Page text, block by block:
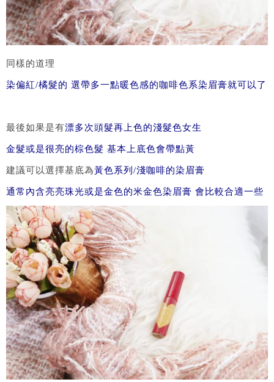
同樣的道理
染偏紅/橘髮的 選帶多一點暖色感的咖啡色系染眉膏就可以了
最後如果是有漂多次頭髮再上色的淺髮色女生
金髮或是很亮的棕色髮 基本上底色會帶點黃
建議可以選擇基底為黃色系列/淺咖啡的染眉膏
通常內含亮亮珠光或是金色的米金色染眉膏 會比較合適一些